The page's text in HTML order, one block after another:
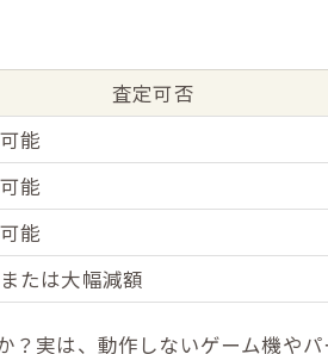
査定可否
能
能
能
たは大幅減額
？実は、動作しないゲーム機や